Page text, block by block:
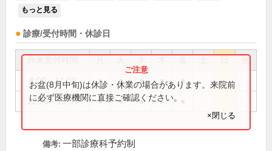
もっと見る
診療/受付時間・休診日
祝
8:00～11:00 ● ● ● ● ●
12:30～15:30 ● ● ● ●
お盆(8月中旬)は休診・休業の場合があります。来院前
に必ず医療機関に直接ご確認ください。
×閉じる
備考: 一部診療科予約制